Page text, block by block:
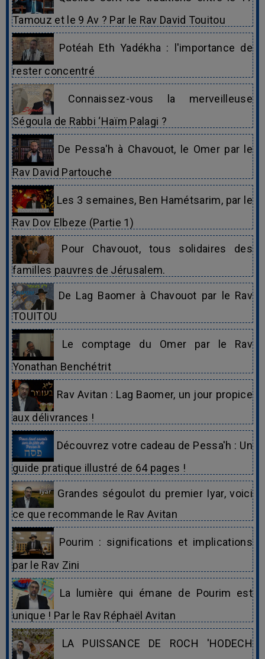
Tamouz et le 9 Av ? Par le Rav David Touitou
Potéah Eth Yadékha : l'importance de
rester concentré
Connaissez-vous la merveilleuse
Ségoula de Rabbi ‘Haïm Palagi ?
De Pessa'h à Chavouot, le Omer par le
Rav David Partouche
Les 3 semaines, Ben Hamétsarim, par le
Rav Dov Elbeze (Partie 1)
Pour Chavouot, tous solidaires des
familles pauvres de Jérusalem.
De Lag Baomer à Chavouot par le Rav
TOUITOU
Le comptage du Omer par le Rav
Yonathan Benchétrit
Rav Avitan : Lag Baomer, un jour propice
aux délivrances !
Découvrez votre cadeau de Pessa'h : Un
guide pratique illustré de 64 pages !
Grandes ségoulot du premier Iyar, voici
ce que recommande le Rav Avitan
Pourim : significations et implications
par le Rav Zini
La lumière qui émane de Pourim est
unique ! Par le Rav Réphaël Avitan
LA PUISSANCE DE ROCH 'HODECH